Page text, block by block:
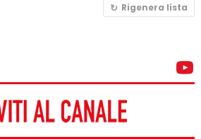
Rigenera lista